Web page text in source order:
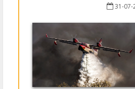
31-07-